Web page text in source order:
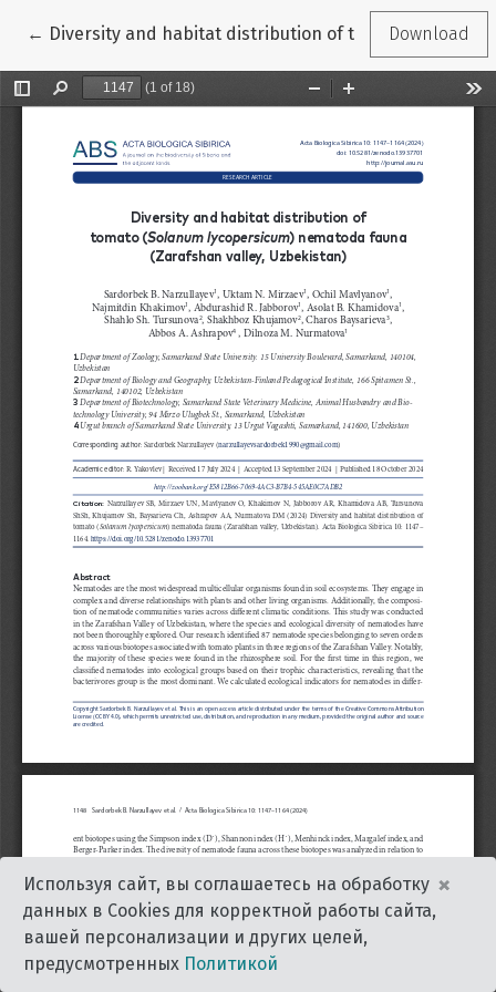
← Return to Article Details
Diversity and habitat distribution of tomatoDownload
Используя сайт, вы соглашаетесь на обработку
данных в Cookies для корректной работы сайта,
вашей персонализации и других целей,
предусмотренных Политикой
×